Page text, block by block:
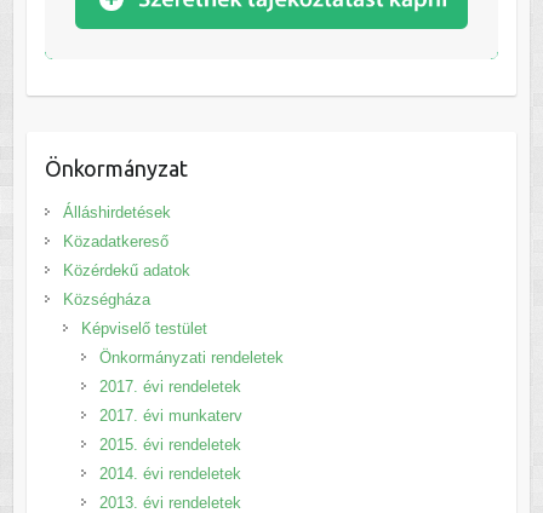
Önkormányzat
Álláshirdetések
Közadatkereső
Közérdekű adatok
Községháza
Képviselő testület
Önkormányzati rendeletek
2017. évi rendeletek
2017. évi munkaterv
2015. évi rendeletek
2014. évi rendeletek
2013. évi rendeletek